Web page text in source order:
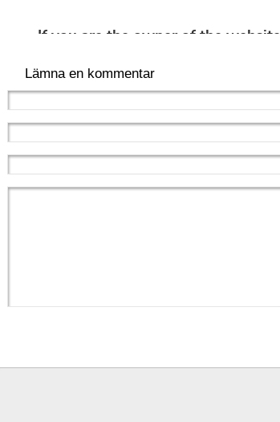
Lämna en kommentar